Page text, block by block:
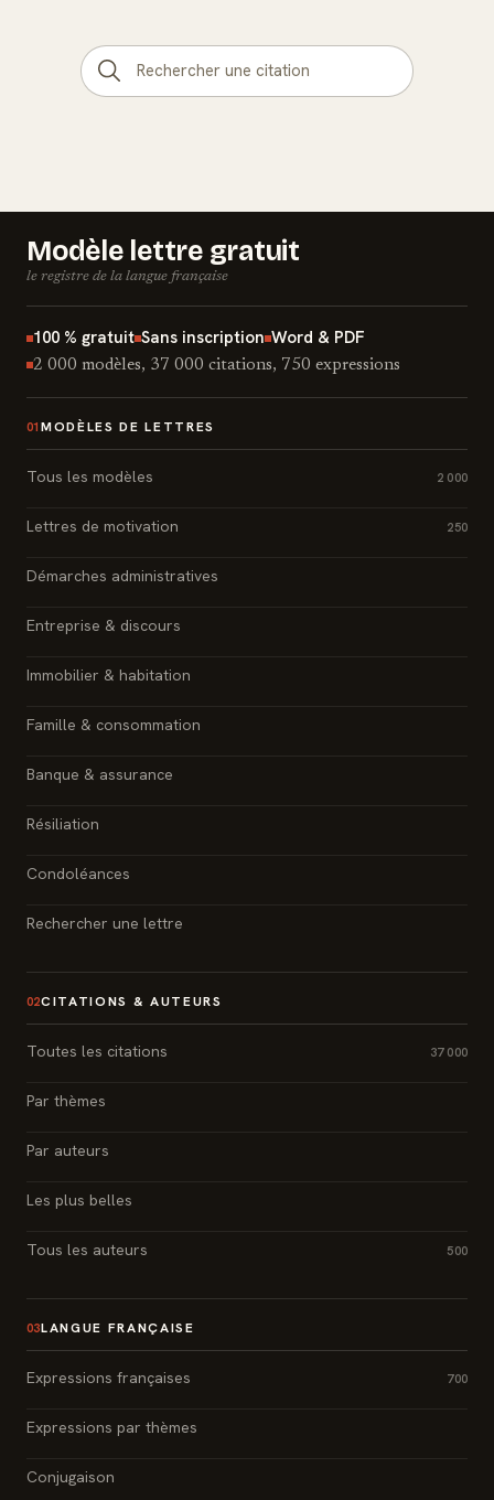
Modèle lettre gratuit
le registre de la langue française
100 % gratuit Sans inscription Word & PDF
2 000 modèles, 37 000 citations, 750 expressions
01 MODÈLES DE LETTRES
Tous les modèles 2 000
Lettres de motivation 250
Démarches administratives
Entreprise & discours
Immobilier & habitation
Famille & consommation
Banque & assurance
Résiliation
Condoléances
Rechercher une lettre
02CITATIONS & AUTEURS
Toutes les citations 37 000
Par thèmes
Par auteurs
Les plus belles
Tous les auteurs 500
03LANGUE FRANÇAISE
Expressions françaises 700
Expressions par thèmes
Conjugaison